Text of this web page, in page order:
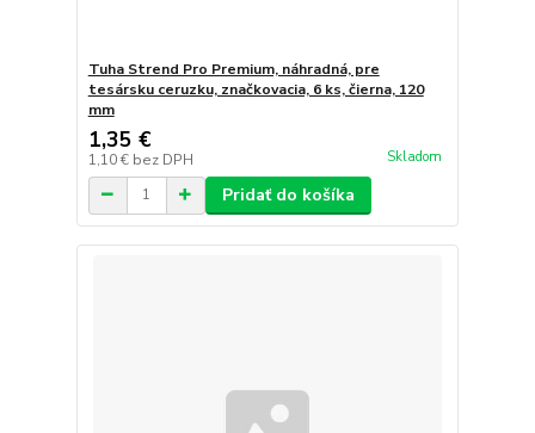
Tuha Strend Pro Premium, náhradná, pre
tesársku ceruzku, značkovacia, 6 ks, čierna, 120
mm
1,35 €
1,10 € bez DPH Skladom
Pridať do košíka